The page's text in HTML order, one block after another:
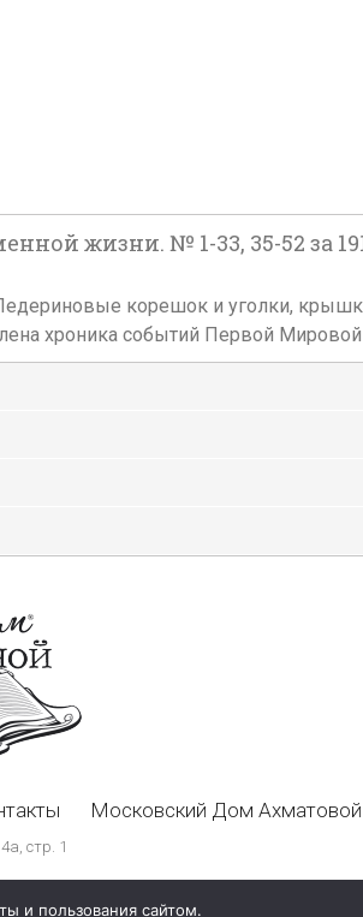
жизни. № 1-33, 35-52 за
корешок и уголки,
хроника событий Первой
Московский Дом Ахматовой
стр. 1
и пользования сайтом.